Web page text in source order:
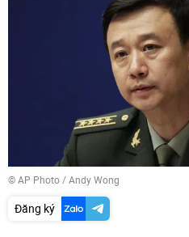
© AP Photo / Andy Wong
Đăng ký